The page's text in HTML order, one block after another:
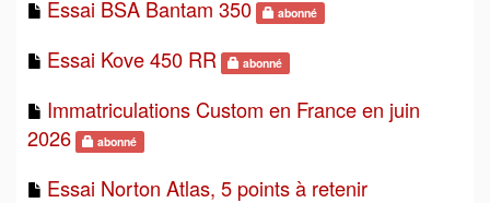
Essai BSA Bantam 350
abonné
Essai Kove 450 RR abonné
Immatriculations Custom en France en juin
2026
abonné
Essai Norton Atlas, 5 points à retenir